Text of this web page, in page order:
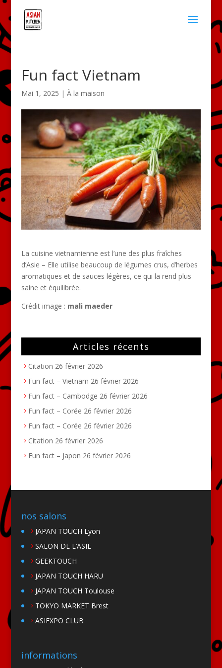
Fun fact Vietnam
Mai 1, 2025 | À la maison
La cuisine vietnamienne est l’une des plus fraîches
d’Asie – Elle utilise beaucoup de légumes crus, d’herbes
aromatiques et de sauces légères, ce qui la rend plus
saine et équilibrée.
Crédit image : mali maeder
Articles récents
Citation 26 février 2026
Fun fact – Vietnam 26 février 2026
Fun fact – Cambodge 26 février 2026
Fun fact – Corée 26 février 2026
Fun fact – Corée 26 février 2026
Citation 26 février 2026
Fun fact – Japon 26 février 2026
nos salons
JAPAN TOUCH Lyon
SALON DE L’ASIE
GEEKTOUCH
JAPAN TOUCH HARU
JAPAN TOUCH Toulouse
TOKYO MARKET Brest
ASIEXPO CLUB
informations